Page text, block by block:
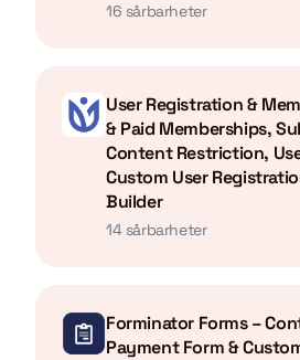
16 sårbarheter
User Registration &
& Paid Memberships,
Content Restriction,
Custom User
Builder
14 sårbarheter
Forminator Forms –
Payment Form &